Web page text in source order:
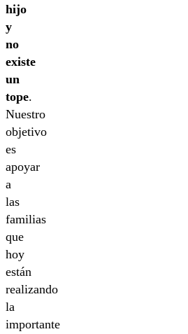
hijo
y
no
existe
un
tope.
Nuestro
objetivo
es
apoyar
a
las
familias
que
hoy
están
realizando
la
importante